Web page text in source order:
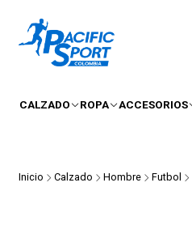
CALZADO ROPA ACCESORIOS
Inicio Calzado Hombre Futbol